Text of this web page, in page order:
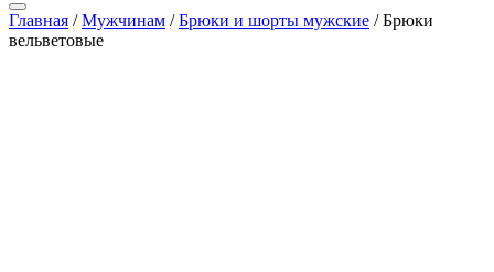
Главная /Мужчинам /Брюки и шорты мужские / Брюки
вельветовые